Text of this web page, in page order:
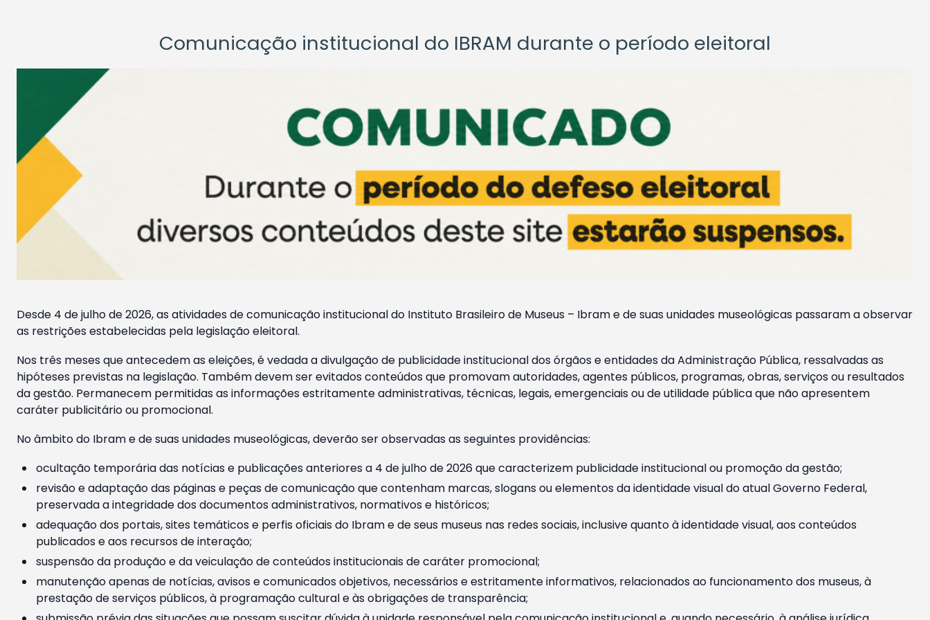
Comunicação institucional do IBRAM durante o período eleitoral
Desde 4 de julho de 2026, as atividades de comunicação institucional do Instituto Brasileiro de Museus – Ibram e de suas unidades museológicas passaram a observar
as restrições estabelecidas pela legislação eleitoral.
Nos três meses que antecedem as eleições, é vedada a divulgação de publicidade institucional dos órgãos e entidades da Administração Pública, ressalvadas as
hipóteses previstas na legislação. Também devem ser evitados conteúdos que promovam autoridades, agentes públicos, programas, obras, serviços ou resultados
da gestão. Permanecem permitidas as informações estritamente administrativas, técnicas, legais, emergenciais ou de utilidade pública que não apresentem
caráter publicitário ou promocional.
No âmbito do Ibram e de suas unidades museológicas, deverão ser observadas as seguintes providências:
ocultação temporária das notícias e publicações anteriores a 4 de julho de 2026 que caracterizem publicidade institucional ou promoção da gestão;
revisão e adaptação das páginas e peças de comunicação que contenham marcas, slogans ou elementos da identidade visual do atual Governo Federal,
preservada a integridade dos documentos administrativos, normativos e históricos;
adequação dos portais, sites temáticos e perfis oficiais do Ibram e de seus museus nas redes sociais, inclusive quanto à identidade visual, aos conteúdos
publicados e aos recursos de interação;
suspensão da produção e da veiculação de conteúdos institucionais de caráter promocional;
manutenção apenas de notícias, avisos e comunicados objetivos, necessários e estritamente informativos, relacionados ao funcionamento dos museus, à
prestação de serviços públicos, à programação cultural e às obrigações de transparência;